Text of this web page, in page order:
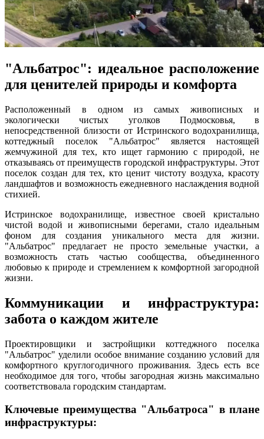
"Альбатрос": идеальное расположение
для ценителей природы и комфорта
Расположенный в одном из самых живописных и
экологически чистых уголков Подмосковья, в
непосредственной близости от Истринского водохранилища,
коттеджный поселок "Альбатрос" является настоящей
жемчужиной для тех, кто ищет гармонию с природой, не
отказываясь от преимуществ городской инфраструктуры. Этот
поселок создан для тех, кто ценит чистоту воздуха, красоту
ландшафтов и возможность ежедневного наслаждения водной
стихией.
Истринское водохранилище, известное своей кристально
чистой водой и живописными берегами, стало идеальным
фоном для создания уникального места для жизни.
"Альбатрос" предлагает не просто земельные участки, а
возможность стать частью сообщества, объединенного
любовью к природе и стремлением к комфортной загородной
жизни.
Коммуникации и инфраструктура:
забота о каждом жителе
Проектировщики и застройщики коттеджного поселка
"Альбатрос" уделили особое внимание созданию условий для
комфортного круглогодичного проживания. Здесь есть все
необходимое для того, чтобы загородная жизнь максимально
соответствовала городским стандартам.
Ключевые преимущества "Альбатроса" в плане
инфраструктуры: